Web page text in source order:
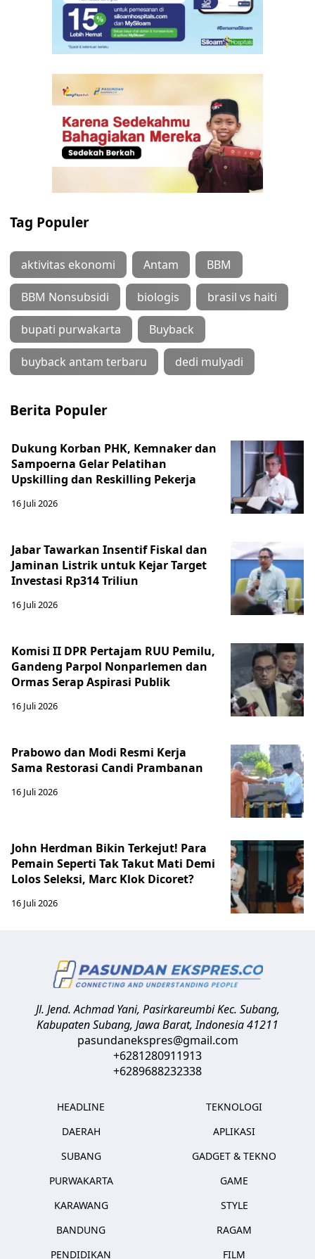
Tag Populer
aktivitas ekonomi Antam BBM
BBM Nonsubsidi biologis brasil vs haiti
bupati purwakarta Buyback
buyback antam terbaru dedi mulyadi
Berita Populer
Dukung Korban PHK, Kemnaker dan
Sampoerna Gelar Pelatihan
Upskilling dan Reskilling Pekerja
16 Juli 2026
Jabar Tawarkan Insentif Fiskal dan
Jaminan Listrik untuk Kejar Target
Investasi Rp314 Triliun
16 Juli 2026
Komisi II DPR Pertajam RUU Pemilu,
Gandeng Parpol Nonparlemen dan
Ormas Serap Aspirasi Publik
16 Juli 2026
Prabowo dan Modi Resmi Kerja
Sama Restorasi Candi Prambanan
16 Juli 2026
John Herdman Bikin Terkejut! Para
Pemain Seperti Tak Takut Mati Demi
Lolos Seleksi, Marc Klok Dicoret?
16 Juli 2026
Jl. Jend. Achmad Yani, Pasirkareumbi Kec. Subang,
Kabupaten Subang, Jawa Barat,Indonesia41211
pasundanekspres@gmail.com
+6281280911913
+6289688232338
HEADLINE
DAERAH
SUBANG
PURWAKARTA
KARAWANG
BANDUNG
PENDIDIKAN
TEKNOLOGI
APLIKASI
GADGET & TEKNO
GAME
STYLE
RAGAM
FILM